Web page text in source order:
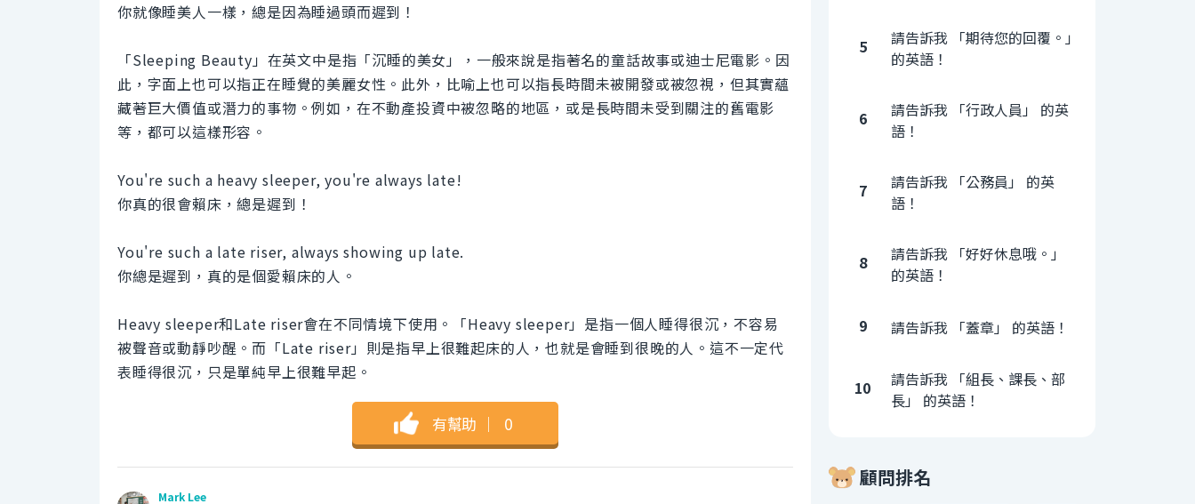
你就像睡美人一樣，總是因為睡過頭而遲到！
「Sleeping Beauty」在英文中是指「沉睡的美女」，一般來說是指著名的童話故事或迪士尼電影。因
此，字面上也可以指正在睡覺的美麗女性。此外，比喻上也可以指長時間未被開發或被忽視，但其實蘊
藏著巨大價值或潛力的事物。例如，在不動產投資中被忽略的地區，或是長時間未受到關注的舊電影
等，都可以這樣形容。
You're such a heavy sleeper, you're always late!
你真的很會賴床，總是遲到！
You're such a late riser, always showing up late.
你總是遲到，真的是個愛賴床的人。
Heavy sleeper和Late riser會在不同情境下使用。「Heavy sleeper」是指一個人睡得很沉，不容易
被聲音或動靜吵醒。而「Late riser」則是指早上很難起床的人，也就是會睡到很晚的人。這不一定代
表睡得很沉，只是單純早上很難早起。
有幫助 ｜ 0
Mark Lee
5
請告訴我 「期待您的回覆。」
的英語！
6
請告訴我 「行政人員」 的英
語！
7
請告訴我 「公務員」 的英
語！
8
請告訴我 「好好休息哦。」
的英語！
9 請告訴我 「蓋章」 的英語！
10
請告訴我 「組長、課長、部
長」 的英語！
顧問排名